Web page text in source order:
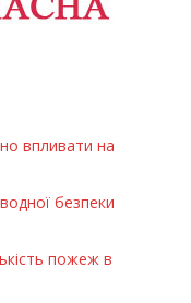
впливати на
безпеки
пожеж в